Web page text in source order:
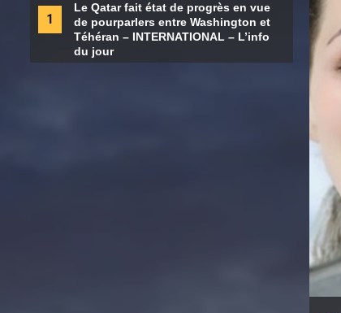
1
Le Qatar fait état de progrès en vue
de pourparlers entre Washington et
Téhéran – INTERNATIONAL – L’info
du jour
2